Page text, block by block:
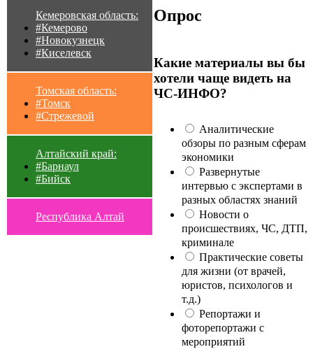
Кемеровская область:
#Кемерово
#Новокузнецк
#Киселевск
Томская область:
#Томск
#Стрежевой
Алтайский край:
#Барнаул
#Бийск
Республика Алтай
Опрос
Какие материалы вы бы
хотели чаще видеть на
ЧС-ИНФО?
Аналитические
обзоры по разным сферам
экономики
Развернутые
интервью с экспертами в
разных областях знаний
Новости о
происшествиях, ЧС, ДТП,
криминале
Практические советы
для жизни (от врачей,
юристов, психологов и
т.д.)
Репортажи и
фоторепортажи с
мероприятий